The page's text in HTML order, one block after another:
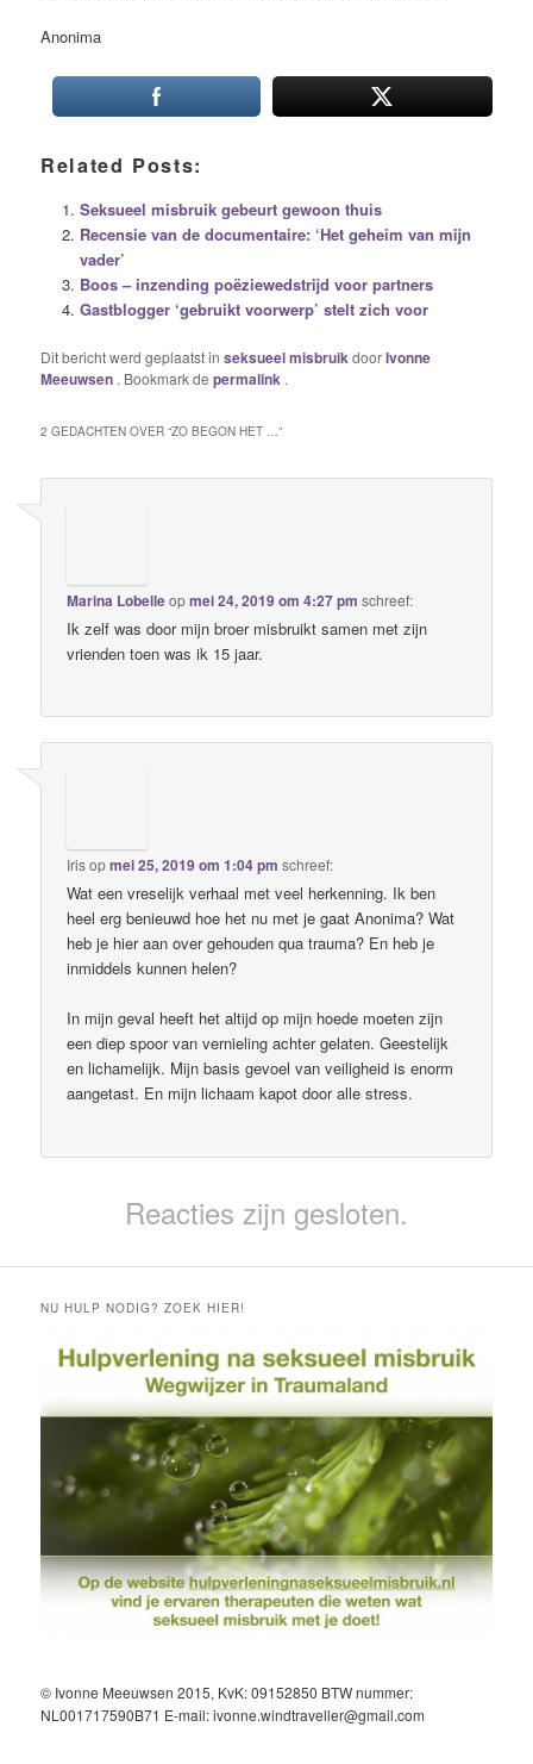
Anonima
Related Posts:
Seksueel misbruik gebeurt gewoon thuis
Recensie van de documentaire: ‘Het geheim van mijn
vader’
Boos – inzending poëziewedstrijd voor partners
Gastblogger ‘gebruikt voorwerp’ stelt zich voor
Dit bericht werd geplaatst inseksueel misbruikdoorIvonne
Meeuwsen . Bookmark depermalink .
2 GEDACHTEN OVER “ZO BEGON HET …”
Marina Lobelleopmei 24, 2019 om 4:27 pm schreef:
Ik zelf was door mijn broer misbruikt samen met zijn
vrienden toen was ik 15 jaar.
Irisopmei 25, 2019 om 1:04 pm schreef:
Wat een vreselijk verhaal met veel herkenning. Ik ben
heel erg benieuwd hoe het nu met je gaat Anonima? Wat
heb je hier aan over gehouden qua trauma? En heb je
inmiddels kunnen helen?
In mijn geval heeft het altijd op mijn hoede moeten zijn
een diep spoor van vernieling achter gelaten. Geestelijk
en lichamelijk. Mijn basis gevoel van veiligheid is enorm
aangetast. En mijn lichaam kapot door alle stress.
Reacties zijn gesloten.
NU HULP NODIG? ZOEK HIER!
© Ivonne Meeuwsen 2015, KvK: 09152850 BTW nummer:
NL001717590B71 E-mail: ivonne.windtraveller@gmail.com